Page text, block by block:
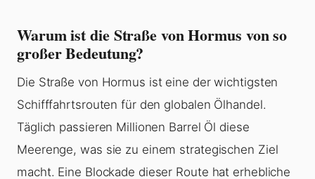
Warum ist die Straße von Hormus von so
großer Bedeutung?
Die Straße von Hormus ist eine der wichtigsten
Schifffahrtsrouten für den globalen Ölhandel.
Täglich passieren Millionen Barrel Öl diese
Meerenge, was sie zu einem strategischen Ziel
macht. Eine Blockade dieser Route hat erhebliche